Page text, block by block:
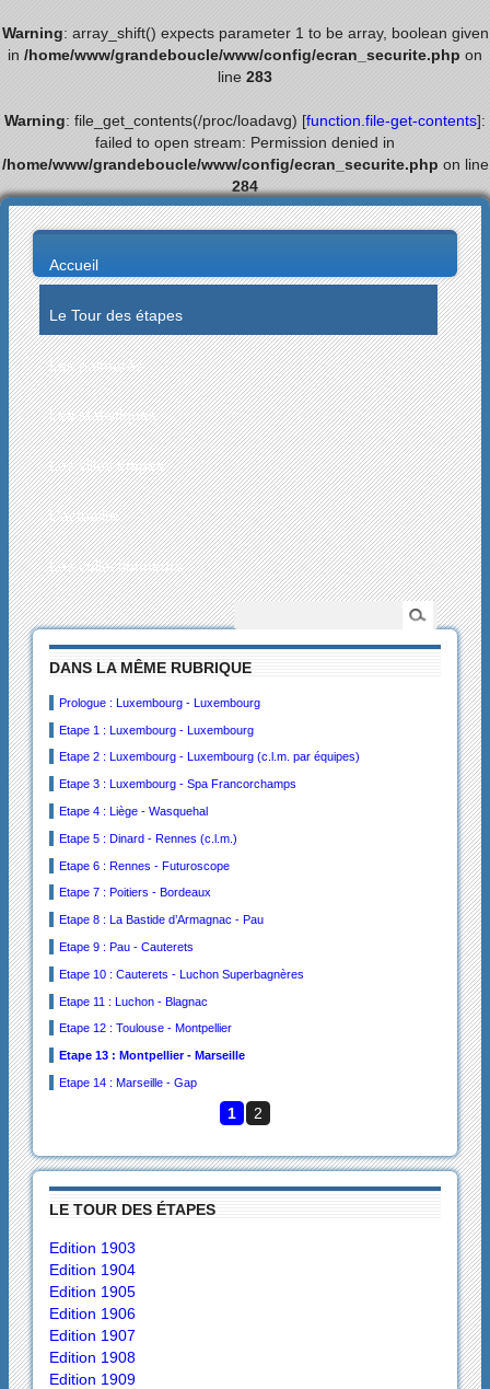
Warning: array_shift() expects parameter 1 to be array, boolean given
in /home/www/grandeboucle/www/config/ecran_securite.php on
line 283
Warning: file_get_contents(/proc/loadavg) [function.file-get-contents]:
failed to open stream: Permission denied in
/home/www/grandeboucle/www/config/ecran_securite.php on line
284
Accueil
Le Tour des étapes
Les palmarès
Les statistiques
Les villes étapes
L’actualité
Les collectionneurs
DANS LA MÊME RUBRIQUE
Prologue : Luxembourg - Luxembourg
Etape 1 : Luxembourg - Luxembourg
Etape 2 : Luxembourg - Luxembourg (c.l.m. par équipes)
Etape 3 : Luxembourg - Spa Francorchamps
Etape 4 : Liège - Wasquehal
Etape 5 : Dinard - Rennes (c.l.m.)
Etape 6 : Rennes - Futuroscope
Etape 7 : Poitiers - Bordeaux
Etape 8 : La Bastide d’Armagnac - Pau
Etape 9 : Pau - Cauterets
Etape 10 : Cauterets - Luchon Superbagnères
Etape 11 : Luchon - Blagnac
Etape 12 : Toulouse - Montpellier
Etape 13 : Montpellier - Marseille
Etape 14 : Marseille - Gap
1 2
LE TOUR DES ÉTAPES
Edition 1903
Edition 1904
Edition 1905
Edition 1906
Edition 1907
Edition 1908
Edition 1909